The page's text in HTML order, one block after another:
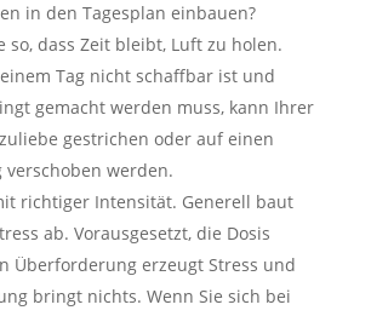
in den Tagesplan einbauen?
so, dass Zeit bleibt, Luft zu holen.
Tag nicht schaffbar ist und
gemacht werden muss, kann Ihrer
gestrichen oder auf einen
verschoben werden.
richtiger Intensität. Generell baut
ab. Vorausgesetzt, die Dosis
Überforderung erzeugt Stress und
bringt nichts. Wenn Sie sich bei